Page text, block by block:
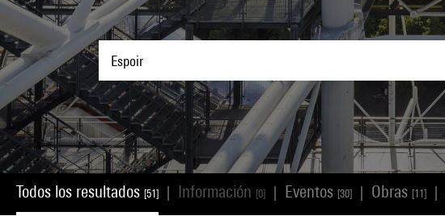
Todos los resultados [51] Información [0] Eventos [30] Obras [11]